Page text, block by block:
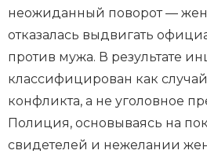
неожиданный поворот —
отказалась выдвигать
против мужа. В результате
классифицирован как
конфликта, а не уголовное
Полиция, основываясь на
свидетелей и нежелании